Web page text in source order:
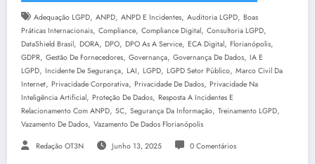
Adequação LGPD, ANPD, ANPD E Incidentes, Auditoria LGPD, Boas
Práticas Internacionais, Compliance, Compliance Digital, Consultoria LGPD,
DataShield Brasil, DORA, DPO, DPO As A Service, ECA Digital, Florianópolis,
GDPR, Gestão De Fornecedores, Governança, Governança De Dados, IA E
LGPD, Incidente De Segurança, LAI, LGPD, LGPD Setor Público, Marco Civil Da
Internet, Privacidade Corporativa, Privacidade De Dados, Privacidade Na
Inteligência Artificial, Proteção De Dados, Resposta A Incidentes E
Relacionamento Com ANPD, SC, Segurança Da Informação, Treinamento LGPD,
Vazamento De Dados, Vazamento De Dados Florianópolis
Redação OT3N Junho 13, 2025 0 Comentários